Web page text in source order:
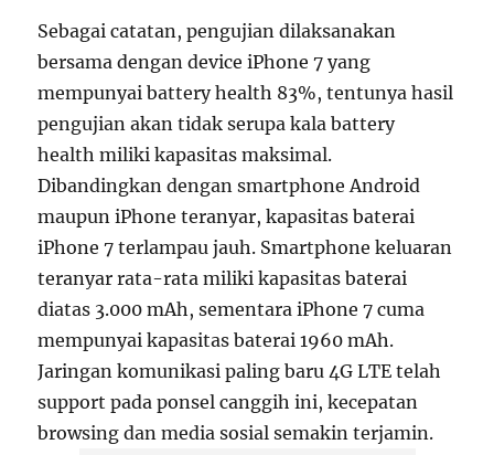
Sebagai catatan, pengujian dilaksanakan
bersama dengan device iPhone 7 yang
mempunyai battery health 83%, tentunya hasil
pengujian akan tidak serupa kala battery
health miliki kapasitas maksimal.
Dibandingkan dengan smartphone Android
maupun iPhone teranyar, kapasitas baterai
iPhone 7 terlampau jauh. Smartphone keluaran
teranyar rata-rata miliki kapasitas baterai
diatas 3.000 mAh, sementara iPhone 7 cuma
mempunyai kapasitas baterai 1960 mAh.
Jaringan komunikasi paling baru 4G LTE telah
support pada ponsel canggih ini, kecepatan
browsing dan media sosial semakin terjamin.